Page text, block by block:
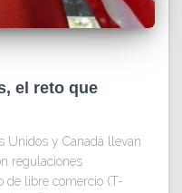
el reto que
Unidos y Canadá llevan
regulaciones
de libre comercio (T-